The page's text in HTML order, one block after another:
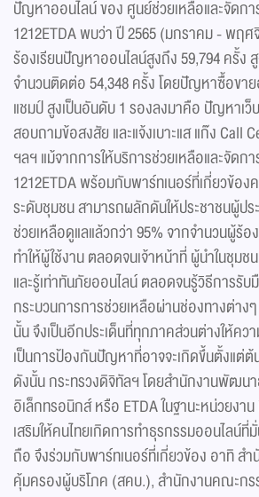
ปัญหาออนไลน์ ของ ศูนย์ช่วยเหลือและจัดก
1212ETDA พบว่า ปี 2565 (มกราคม - พฤศ
ร้องเรียนปัญหาออนไลน์สูงถึง 59,794 ครั้ง
จำนวนติดต่อ 54,348 ครั้ง โดยปัญหาซื้อขา
แชมป์ สูงเป็นอันดับ 1 รองลงมาคือ ปัญหาเ
สอบถามข้อสงสัย และแจ้งเบาะแส แก๊ง Call
ฯลฯ แม้จากการให้บริการช่วยเหลือและจัด
1212ETDA พร้อมกับพาร์ทเนอร์ที่เกี่ยวข้อง
ระดับชุมชน สามารถผลักดันให้ประชาชนผู้ป
ช่วยเหลือดูแลแล้วกว่า 95% จากจำนวนผู้ร้อ
ทำให้ผู้ใช้งาน ตลอดจนเจ้าหน้าที่ ผู้นำในชุมช
และรู้เท่าทันภัยออนไลน์ ตลอดจนรู้วิธีการรับ
กระบวนการการช่วยเหลือผ่านช่องทางต่าง
นั้น จึงเป็นอีกประเด็นที่ทุกภาคส่วนต่างให้ค
เป็นการป้องกันปัญหาที่อาจจะเกิดขึ้นตั้งแต่ต้
ดังนั้น กระทรวงดิจิทัลฯ โดยสำนักงานพัฒน
อิเล็กทรอนิกส์ หรือ ETDA ในฐานะหน่วยงา
เสริมให้คนไทยเกิดการทำธุรกรรมออนไลน์
ถือ จึงร่วมกับพาร์ทเนอร์ที่เกี่ยวข้อง อาทิ ส
คุ้มครองผู้บริโภค (สคบ.), สำนักงานคณะกร